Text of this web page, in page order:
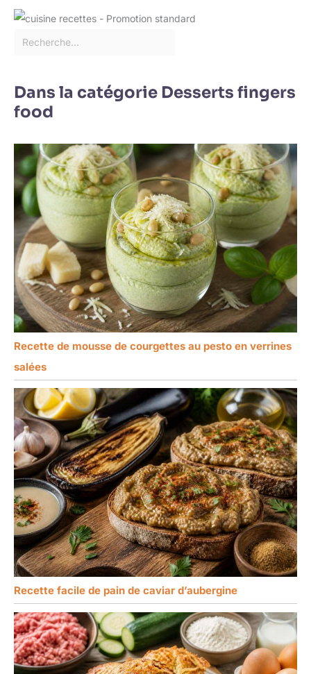
difficultés, n'hésitez pas
Dans la catégorie Desserts fingers
food
Recette de mousse de courgettes au pesto en verrines
salées
Recette facile de pain de caviar d’aubergine